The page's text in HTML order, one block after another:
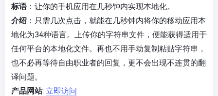
标语：让你的手机应用在几秒钟内实现本地化。
介绍 ：只需几次点击，就能在几秒钟内将你的移动应用本
地化为34种语言。上传你的字符串文件，便能获得适用于
任何平台的本地化文件。再也不用手动复制粘贴字符串，
也不必再等待自由职业者的回复，更不会出现不连贯的翻
译问题。
产品网站: 立即访问